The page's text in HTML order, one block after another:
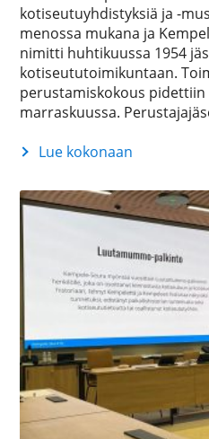
kotiseutuyhdistyksiä ja -
menossa mukana ja
nimitti huhtikuussa 1954
kotiseututoimikuntaan.
perustamiskokous pidettiin
marraskuussa.
Lue kokonaan
Kempeleen
60v